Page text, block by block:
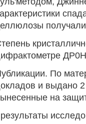
По
и выдано
на